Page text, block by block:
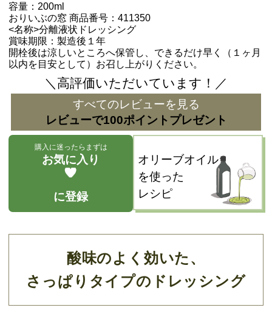
容量：200ml
おりいぶの窓 商品番号：411350
<名称>分離液状ドレッシング
賞味期限：製造後１年
開栓後は涼しいところへ保管し、できるだけ早く（１ヶ月
以内を目安として）お召し上がりください。
＼高評価いただいています！／
すべてのレビューを見る
レビューで100ポイントプレゼント
購入に迷ったらまずは
お気に入り
に登録
オリーブオイル
を使った
レシピ
酸味のよく効いた、
さっぱりタイプのドレッシング